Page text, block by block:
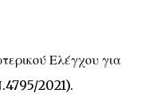
Ελέγχου για
2021).